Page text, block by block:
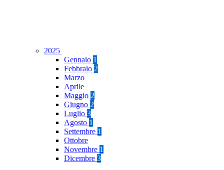
2025
Gennaio 1
Febbraio 2
Marzo
Aprile
Maggio 2
Giugno 2
Luglio 3
Agosto 1
Settembre 1
Ottobre
Novembre 1
Dicembre 3